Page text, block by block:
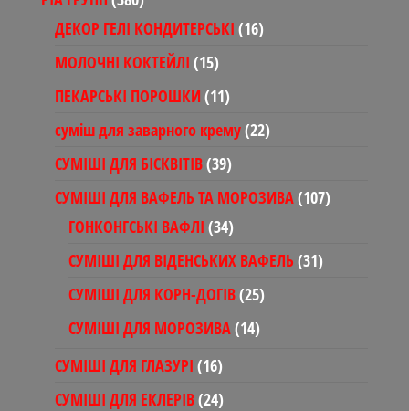
товарів
ДЕКОР ГЕЛІ КОНДИТЕРСЬКІ 1616
МОЛОЧНІ КОКТЕЙЛІ 1515
товарів
ПЕКАРСЬКІ ПОРОШКИ 1111
товарів
суміш для заварного крему 2222
СУМІШІ ДЛЯ БІСКВІТІВ 3939
товарів
СУМІШІ ДЛЯ ВАФЕЛЬ ТА МОРОЗИВА 107107
ГОНКОНГСЬКІ ВАФЛІ 3434
товари
СУМІШІ ДЛЯ ВІДЕНСЬКИХ ВАФЕЛЬ 3131
СУМІШІ ДЛЯ КОРН-ДОГІВ 2525
СУМІШІ ДЛЯ МОРОЗИВА 1414
СУМІШІ ДЛЯ ГЛАЗУРІ 1616
товарів
СУМІШІ ДЛЯ ЕКЛЕРІВ 2424